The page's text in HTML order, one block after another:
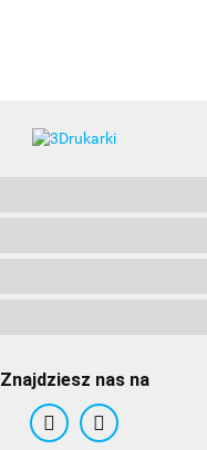
Znajdziesz nas na